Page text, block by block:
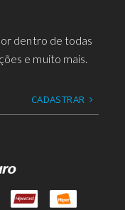
dentro de todas
e muito mais.
CADASTRAR